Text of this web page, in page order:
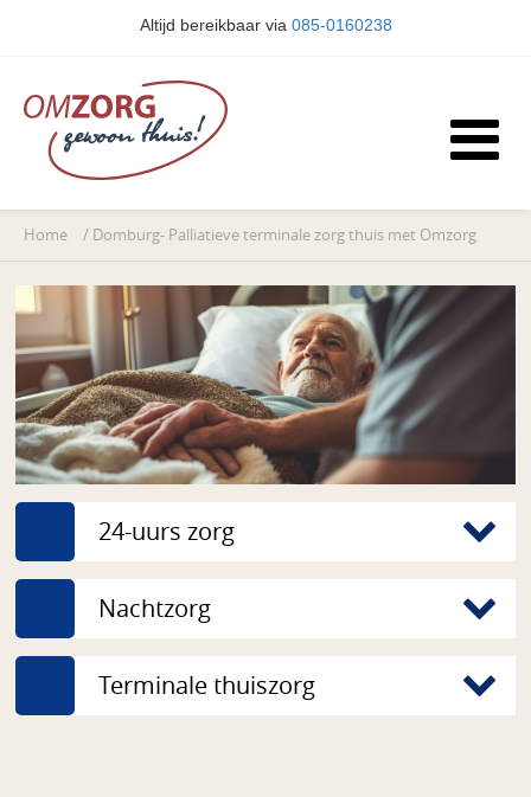
Altijd bereikbaar via 085-0160238
Home / Domburg- Palliatieve terminale zorg thuis met Omzorg
24-uurs zorg
Nachtzorg
Terminale thuiszorg